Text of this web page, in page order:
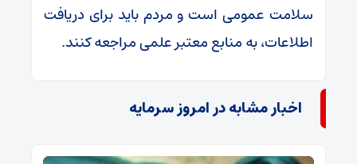
سلامت عمومی است و مردم باید برای دریافت
اطلاعات، به منابع معتبر علمی مراجعه کنند.
اخبار مشابه در امروز سرمایه